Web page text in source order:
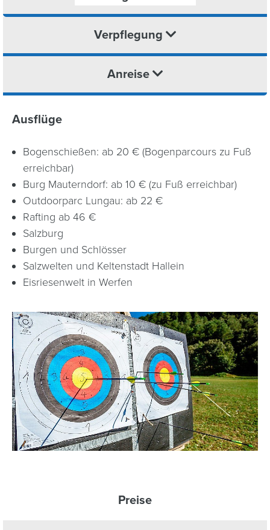
Verpflegung
Anreise
Ausflüge
Bogenschießen: ab 20 € (Bogenparcours zu Fuß
erreichbar)
Burg Mauterndorf: ab 10 € (zu Fuß erreichbar)
Outdoorparc Lungau: ab 22 €
Rafting ab 46 €
Salzburg
Burgen und Schlösser
Salzwelten und Keltenstadt Hallein
Eisriesenwelt in Werfen
Preise